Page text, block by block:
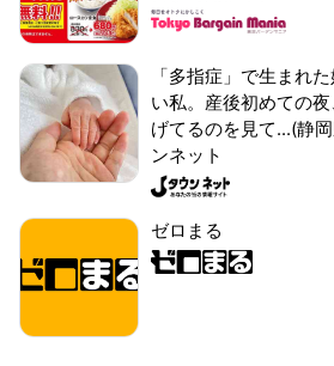
「多指症」で生まれ
い私。産後初めての
げてるのを見て...(静
ンネット
ゼロまる